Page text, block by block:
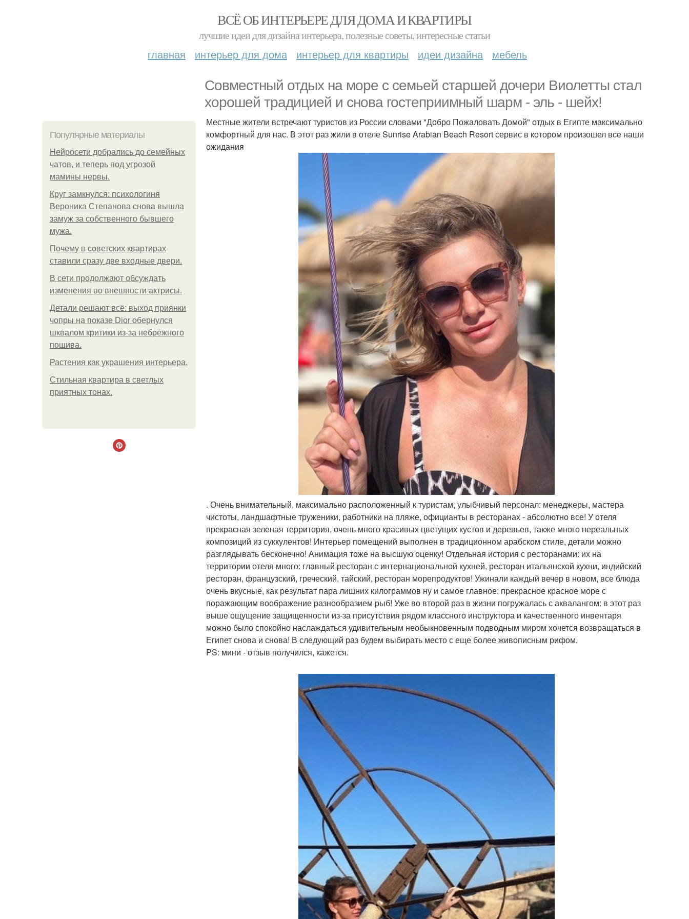
ВСЁ ОБ ИНТЕРЬЕРЕ ДЛЯ ДОМА И КВАРТИРЫ
лучшие идеи для дизайна интерьера, полезные советы, интересные статьи
главная интерьер для дома интерьер для квартиры идеи дизайна мебель
Совместный отдых на море с семьей старшей дочери Виолетты стал
хорошей традицией и снова гостеприимный шарм - эль - шейх!
Популярные материалы
Нейросети добрались до семейных
чатов, и теперь под угрозой
мамины нервы.
Круг замкнулся: психологиня
Вероника Степанова снова вышла
замуж за собственного бывшего
мужа.
Почему в советских квартирах
ставили сразу две входные двери.
В сети продолжают обсуждать
изменения во внешности актрисы.
Детали решают всё: выход приянки
чопры на показе Dior обернулся
шквалом критики из-за небрежного
пошива.
Растения как украшения интерьера.
Стильная квартира в светлых
приятных тонах.
Местные жители встречают туристов из России словами "Добро Пожаловать Домой" отдых в Египте максимально
комфортный для нас. В этот раз жили в отеле Sunrise Arabian Beach Resort сервис в котором произошел все наши
ожидания
. Очень внимательный, максимально расположенный к туристам, улыбчивый персонал: менеджеры, мастера
чистоты, ландшафтные труженики, работники на пляже, официанты в ресторанах - абсолютно все! У отеля
прекрасная зеленая территория, очень много красивых цветущих кустов и деревьев, также много нереальных
композиций из суккулентов! Интерьер помещений выполнен в традиционном арабском стиле, детали можно
разглядывать бесконечно! Анимация тоже на высшую оценку! Отдельная история с ресторанами: их на
территории отеля много: главный ресторан с интернациональной кухней, ресторан итальянской кухни, индийский
ресторан, французский, греческий, тайский, ресторан морепродуктов! Ужинали каждый вечер в новом, все блюда
очень вкусные, как результат пара лишних килограммов ну и самое главное: прекрасное красное море с
поражающим воображение разнообразием рыб! Уже во второй раз в жизни погружалась с аквалангом: в этот раз
выше ощущение защищенности из-за присутствия рядом классного инструктора и качественного инвентаря
можно было спокойно наслаждаться удивительным необыкновенным подводным миром хочется возвращаться в
Египет снова и снова! В следующий раз будем выбирать место с еще более живописным рифом.
PS: мини - отзыв получился, кажется.